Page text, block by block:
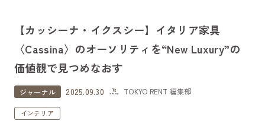
【カッシーナ・イクスシー】イタリア家具
〈Cassina〉のオーソリティを“New Luxury”の
価値観で見つめなおす
ジャーナル 2025.09.30 TOKYO RENT 編集部
インテリア